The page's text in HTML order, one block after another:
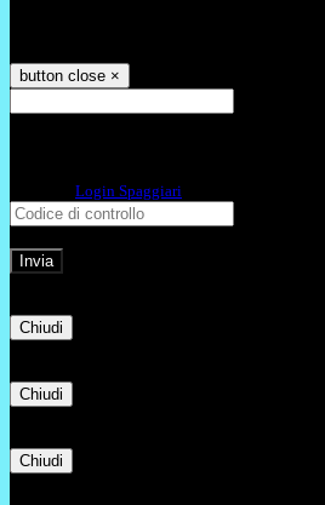
button close ×
Login Spaggiari
Chiudi
Chiudi
Chiudi